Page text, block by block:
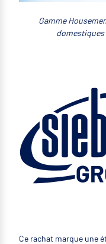
Gamme
domestiques
Ce rachat marque une